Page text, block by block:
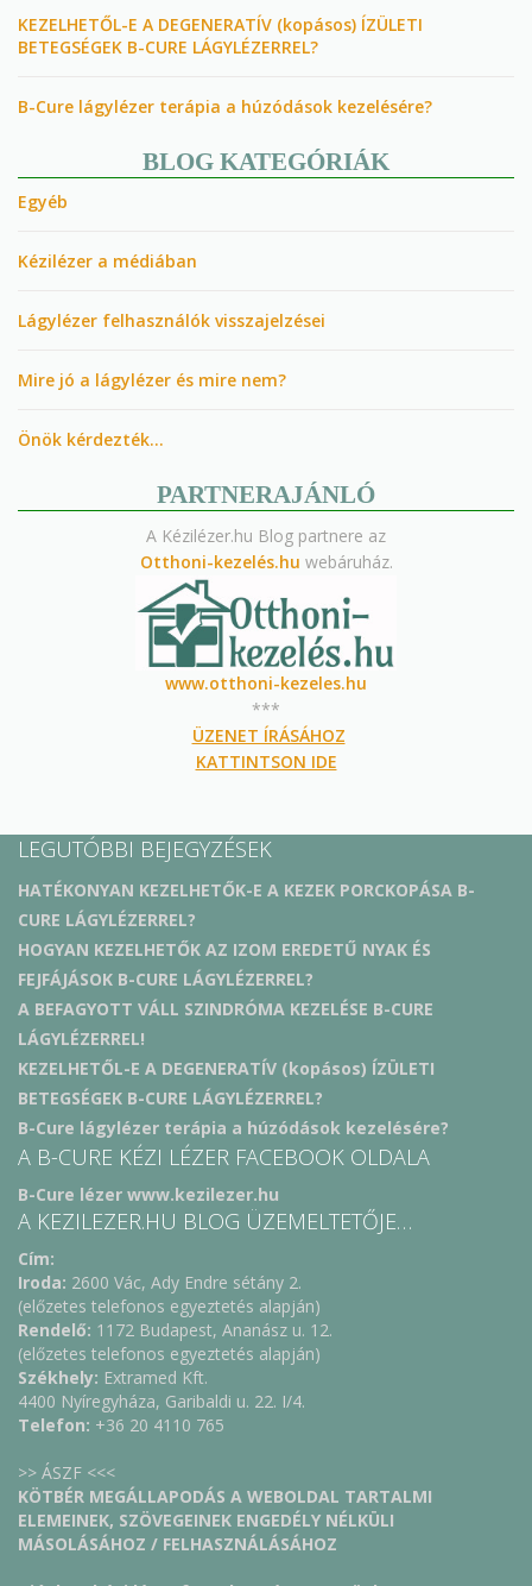
KEZELHETŐL-E A DEGENERATÍV (kopásos) ÍZÜLETI
BETEGSÉGEK B-CURE LÁGYLÉZERREL?
B-Cure lágylézer terápia a húzódások kezelésére?
BLOG KATEGÓRIÁK
Egyéb
Kézilézer a médiában
Lágylézer felhasználók visszajelzései
Mire jó a lágylézer és mire nem?
Önök kérdezték…
PARTNERAJÁNLÓ
A Kézilézer.hu Blog partnere az
Otthoni-kezelés.hu webáruház.
www.otthoni-kezeles.hu
***
ÜZENET ÍRÁSÁHOZ
KATTINTSON IDE
LEGUTÓBBI BEJEGYZÉSEK
HATÉKONYAN KEZELHETŐK-E A KEZEK PORCKOPÁSA B-
CURE LÁGYLÉZERREL?
HOGYAN KEZELHETŐK AZ IZOM EREDETŰ NYAK ÉS
FEJFÁJÁSOK B-CURE LÁGYLÉZERREL?
A BEFAGYOTT VÁLL SZINDRÓMA KEZELÉSE B-CURE
LÁGYLÉZERREL!
KEZELHETŐL-E A DEGENERATÍV (kopásos) ÍZÜLETI
BETEGSÉGEK B-CURE LÁGYLÉZERREL?
B-Cure lágylézer terápia a húzódások kezelésére?
A B-CURE KÉZI LÉZER FACEBOOK OLDALA
B-Cure lézer www.kezilezer.hu
A KEZILEZER.HU BLOG ÜZEMELTETŐJE…
Cím:
Iroda: 2600 Vác, Ady Endre sétány 2.
(előzetes telefonos egyeztetés alapján)
Rendelő: 1172 Budapest, Ananász u. 12.
(előzetes telefonos egyeztetés alapján)
Székhely: Extramed Kft.
4400 Nyíregyháza, Garibaldi u. 22. I/4.
Telefon: +36 20 4110 765
>> ÁSZF <<<
KÖTBÉR MEGÁLLAPODÁS A WEBOLDAL TARTALMI
ELEMEINEK, SZÖVEGEINEK ENGEDÉLY NÉLKÜLI
MÁSOLÁSÁHOZ / FELHASZNÁLÁSÁHOZ